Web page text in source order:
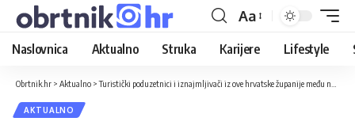
Aa
Naslovnica Aktualno Struka Karijere Lifestyle
Obrtnik.hr > Aktualno >Turistički poduzetnici i iznajmljivači iz ove hrvatske županije među najsrdačnijima na svijetu!
AKTUALNO